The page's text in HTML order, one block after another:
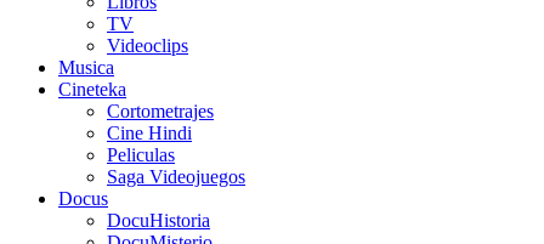
TV
Videoclips
Musica
Cineteka
Cortometrajes
Cine Hindi
Peliculas
Saga Videojuegos
Docus
DocuHistoria